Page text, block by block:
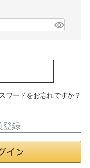
ワードをお忘れですか？
登録